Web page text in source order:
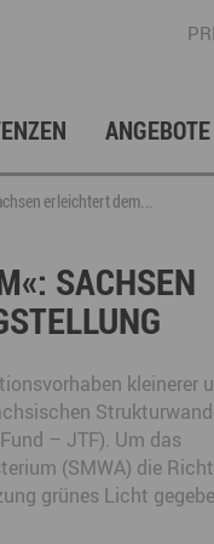
& Investition
Gewerbeflächen –
Investition
& -entwicklung
Angebote für Lehrer
Regionale
erleichtert dem...
SACHSEN
kleinerer
– JTF). Um das
(SMWA) die
grünes Licht